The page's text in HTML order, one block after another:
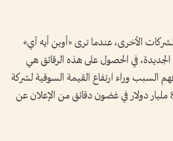
الأخرى، عندما ترى «أوبن أيه آي»
تستخدم رقائق MI450 الجديدة، في الحصول على هذه الرقائق هي
السبب وراء ارتفاع القيمة السوقية لشركة
«أيه إم دي» بأكثر من 80 مليار دولار في غضون دقائق من الإعلان عن